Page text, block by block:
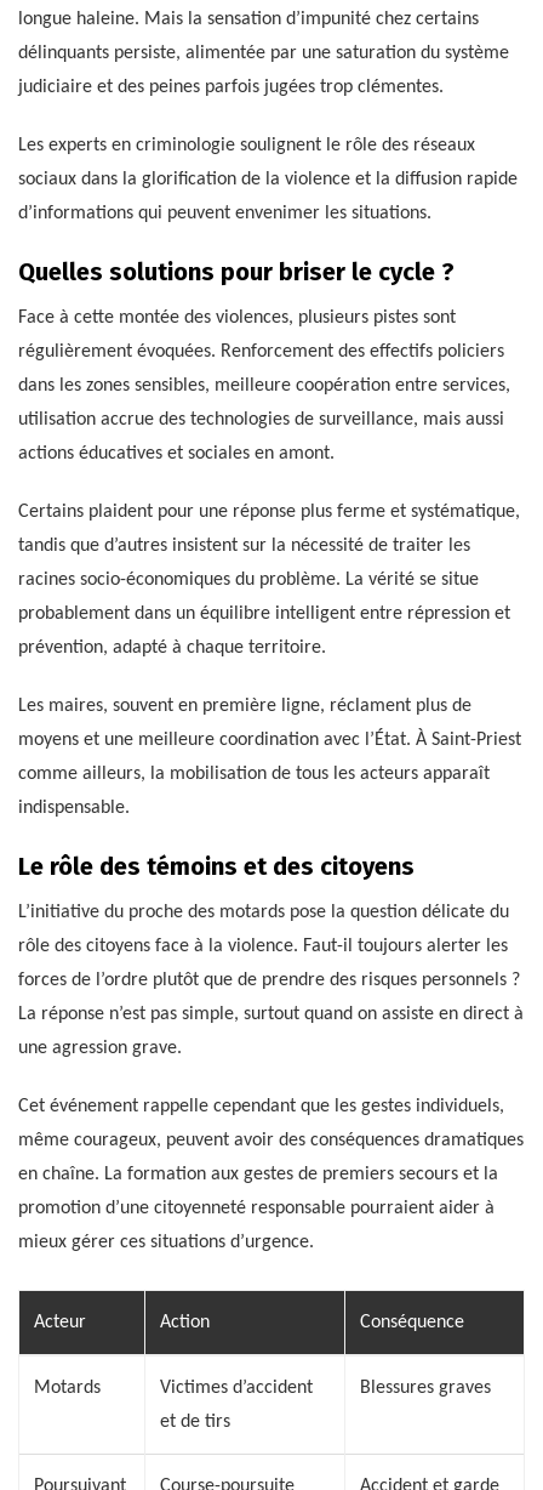
longue haleine. Mais la sensation d’impunité chez certains
délinquants persiste, alimentée par une saturation du système
judiciaire et des peines parfois jugées trop clémentes.
Les experts en criminologie soulignent le rôle des réseaux
sociaux dans la glorification de la violence et la diffusion rapide
d’informations qui peuvent envenimer les situations.
Quelles solutions pour briser le cycle ?
Face à cette montée des violences, plusieurs pistes sont
régulièrement évoquées. Renforcement des effectifs policiers
dans les zones sensibles, meilleure coopération entre services,
utilisation accrue des technologies de surveillance, mais aussi
actions éducatives et sociales en amont.
Certains plaident pour une réponse plus ferme et systématique,
tandis que d’autres insistent sur la nécessité de traiter les
racines socio-économiques du problème. La vérité se situe
probablement dans un équilibre intelligent entre répression et
prévention, adapté à chaque territoire.
Les maires, souvent en première ligne, réclament plus de
moyens et une meilleure coordination avec l’État. À Saint-Priest
comme ailleurs, la mobilisation de tous les acteurs apparaît
indispensable.
Le rôle des témoins et des citoyens
L’initiative du proche des motards pose la question délicate du
rôle des citoyens face à la violence. Faut-il toujours alerter les
forces de l’ordre plutôt que de prendre des risques personnels ?
La réponse n’est pas simple, surtout quand on assiste en direct à
une agression grave.
Cet événement rappelle cependant que les gestes individuels,
même courageux, peuvent avoir des conséquences dramatiques
en chaîne. La formation aux gestes de premiers secours et la
promotion d’une citoyenneté responsable pourraient aider à
mieux gérer ces situations d’urgence.
Acteur Action Conséquence
Motards
Victimes d’accident
et de tirs
Blessures graves
Poursuivant Course-poursuite Accident et garde